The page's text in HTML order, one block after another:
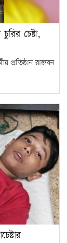
চেষ্টা,
প্রতিষ্ঠান রাজবন